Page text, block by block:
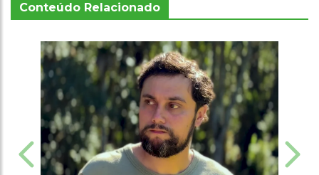
Conteúdo Relacionado